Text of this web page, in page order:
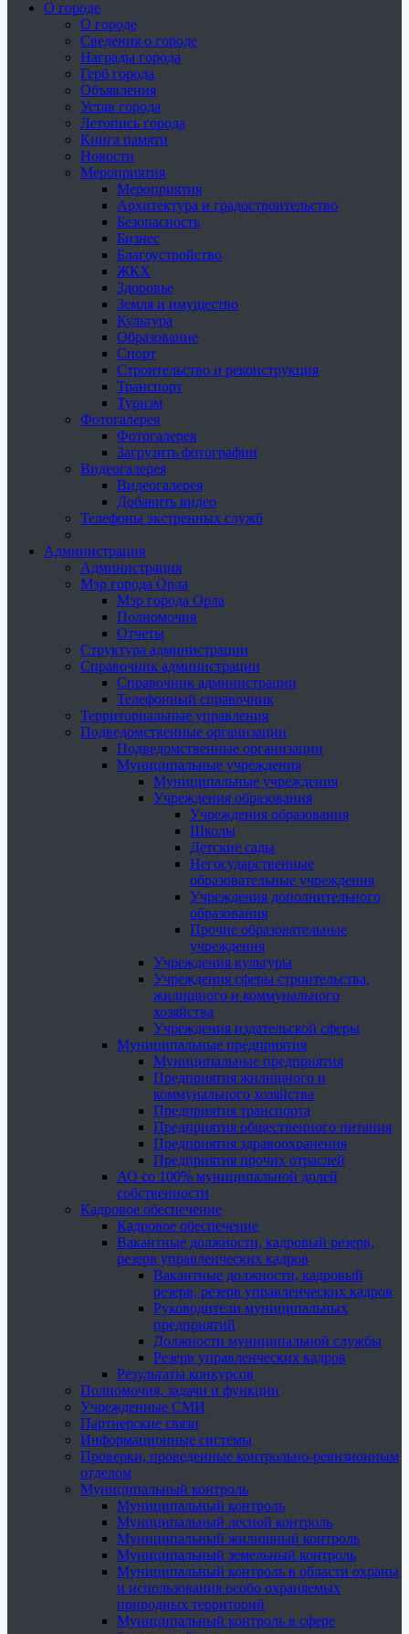
О городе
О городе
Сведения о городе
Награды города
Герб города
Объявления
Устав города
Летопись города
Книга памяти
Новости
Мероприятия
Мероприятия
Архитектура и градостроительство
Безопасность
Бизнес
Благоустройство
ЖКХ
Здоровье
Земля и имущество
Культура
Образование
Спорт
Строительство и реконструкция
Транспорт
Туризм
Фотогалерея
Фотогалерея
Загрузить фотографии
Видеогалерея
Видеогалерея
Добавить видео
Телефоны экстренных служб
Администрация
Администрация
Мэр города Орла
Мэр города Орла
Полномочия
Отчеты
Структура администрации
Справочник администрации
Справочник администрации
Телефонный справочник
Территориальные управления
Подведомственные организации
Подведомственные организации
Муниципальные учреждения
Муниципальные учреждения
Учреждения образования
Учреждения образования
Школы
Детские сады
Негосударственные
образовательные учреждения
Учреждения дополнительного
образования
Прочие образовательные
учреждения
Учреждения культуры
Учреждения сферы строительства,
жилищного и коммунального
хозяйства
Учреждения издательской сферы
Муниципальные предприятия
Муниципальные предприятия
Предприятия жилищного и
коммунального хозяйства
Предприятия транспорта
Предприятия общественного питания
Предприятия здравоохранения
Предприятия прочих отраслей
АО со 100% муниципальной долей
собственности
Кадровое обеспечение
Кадровое обеспечение
Вакантные должности, кадровый резерв,
резерв управленческих кадров
Вакантные должности, кадровый
резерв, резерв управленческих кадров
Руководители муниципальных
предприятий
Должности муниципальной службы
Резерв управленческих кадров
Результаты конкурсов
Полномочия, задачи и функции
Учрежденные СМИ
Партнерские связи
Информационные системы
Проверки, проведенные контрольно-ревизионным
отделом
Муниципальный контроль
Муниципальный контроль
Муниципальный лесной контроль
Муниципальный жилищный контроль
Муниципальный земельный контроль
Муниципальный контроль в области охраны
и использования особо охраняемых
природных территорий
Муниципальный контроль в сфере